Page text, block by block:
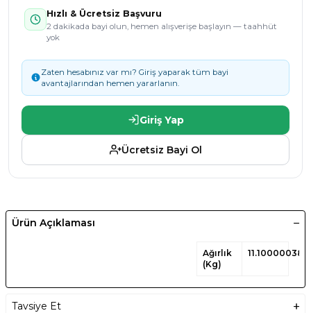
Hızlı & Ücretsiz Başvuru
2 dakikada bayi olun, hemen alışverişe başlayın — taahhüt
yok
Zaten hesabınız var mı? Giriş yaparak tüm bayi
avantajlarından hemen yararlanın.
Giriş Yap
Ücretsiz Bayi Ol
Ürün Açıklaması
Ağırlık
(Kg)
Tavsiye Et